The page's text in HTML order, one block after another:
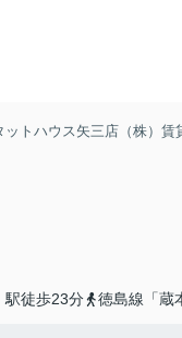
トハウス矢三店（株）賃
駅徒歩23分 徳島線「蔵